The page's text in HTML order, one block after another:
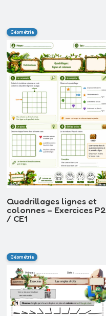
Géométrie
Quadrillages lignes et
colonnes – Exercices P2
/ CE1
Géométrie